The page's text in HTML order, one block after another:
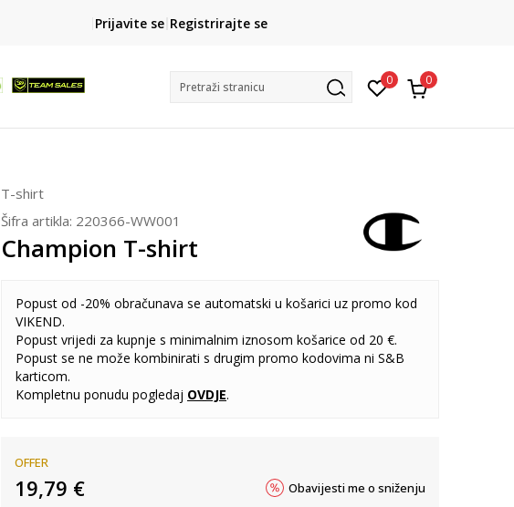
CLICK& COLLECT
besplatno preuzimanje u trgovini
Prijavite se Registrirajte se
Pretraži stranicu 0 0
T-shirt
Šifra artikla: 220366-WW001
Champion T-shirt
Popust od -20% obračunava se automatski u košarici uz promo kod
VIKEND.
Popust vrijedi za kupnje s minimalnim iznosom košarice od 20 €.
Popust se ne može kombinirati s drugim promo kodovima ni S&B
karticom.
Kompletnu ponudu pogledaj OVDJE.
OFFER
19,79 € Obavijesti me o sniženju